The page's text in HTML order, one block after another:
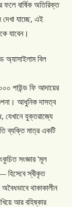
ফলে বার্ষিক অতিরিক্ত
দেখা যাচ্ছে, এই
যাবেন।
অ্যাসাইলাম বিল
পাউন্ড ফি আদায়ের
আধুনিক দাসত্ব
, যেখানে যুক্তরাজ্যে
ব্যক্তি মাত্র একটি
সংজ্ঞার'মূল
হিসেবে স্বীকৃত
অবৈধভাবে থাকাকালীন
আর বহিষ্কার